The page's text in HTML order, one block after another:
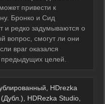
привести к
Бронко и Сид
и редко задумываются о
вопрос, смогут ли они
враг оказался
целей.
HDrezka
HDRezka Studio,